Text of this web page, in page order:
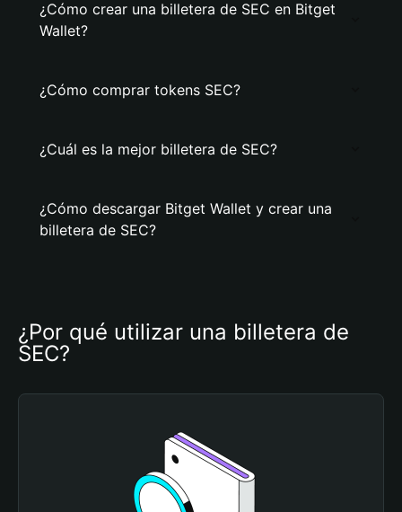
¿Cómo crear una billetera de SEC en Bitget
Wallet?
¿Cómo comprar tokens SEC?
¿Cuál es la mejor billetera de SEC?
¿Cómo descargar Bitget Wallet y crear una
billetera de SEC?
¿Por qué utilizar una billetera de
SEC?